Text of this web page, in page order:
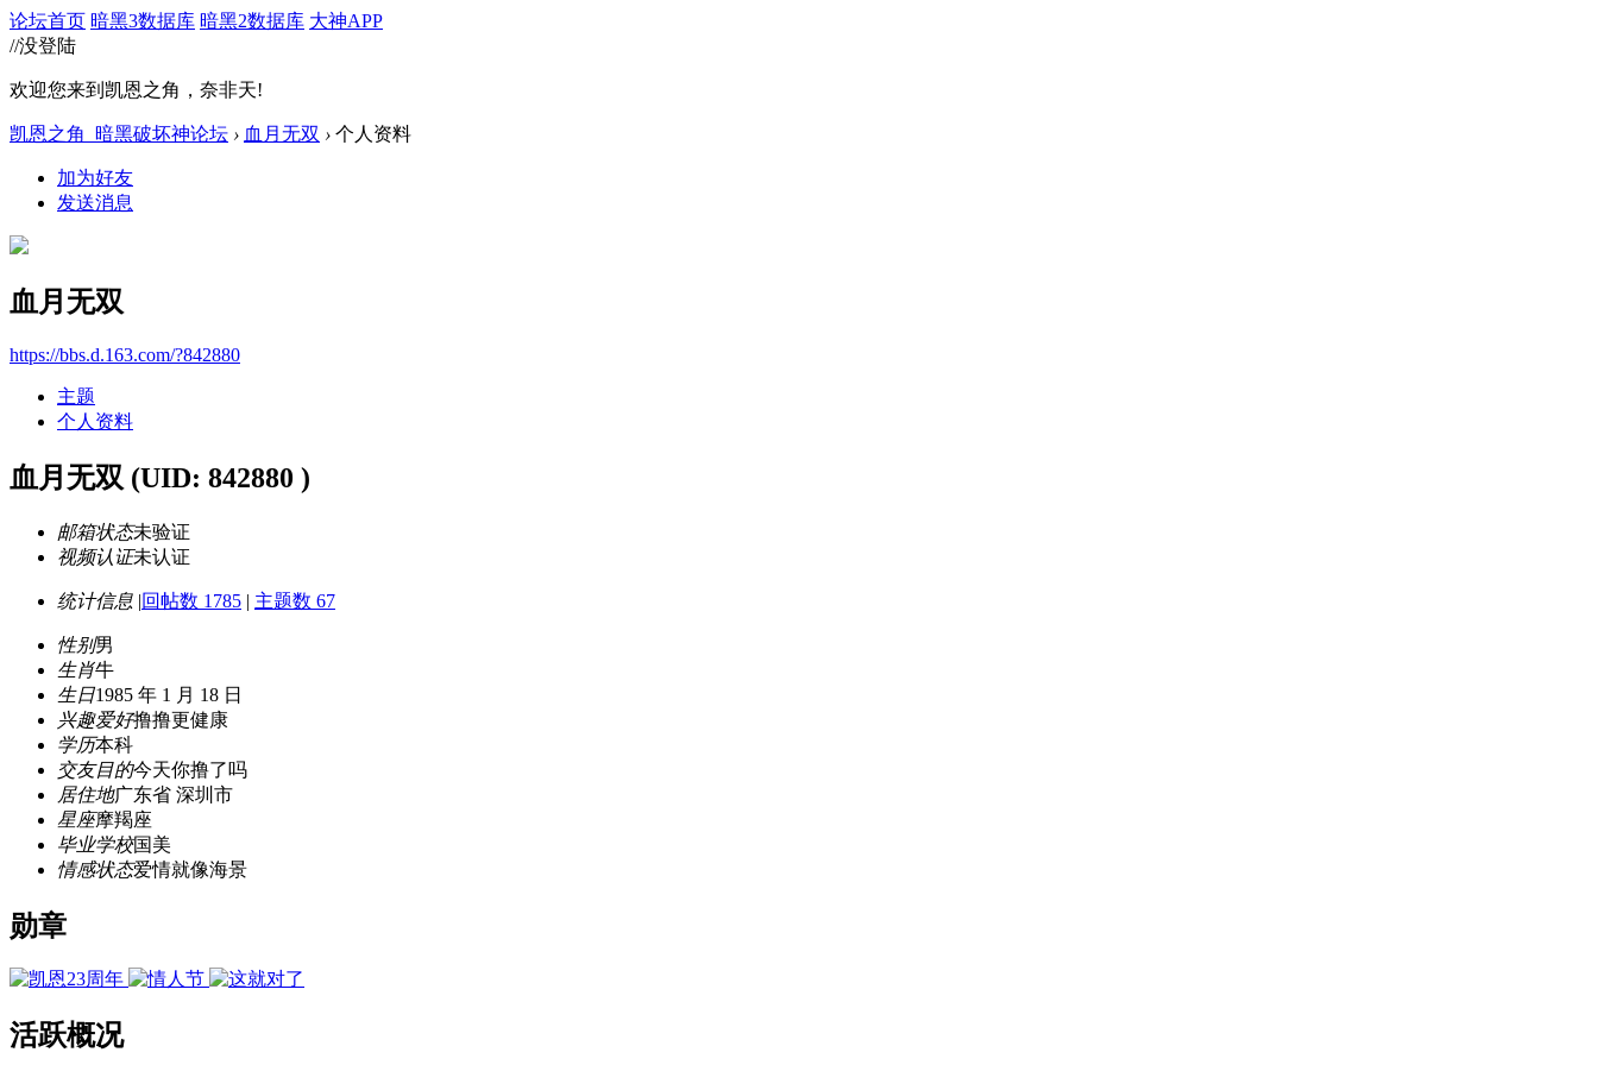
论坛首页 暗黑3数据库 暗黑2数据库 大神APP
//没登陆
欢迎您来到凯恩之角，奈非天!
凯恩之角_暗黑破坏神论坛 › 血月无双 › 个人资料
加为好友
发送消息
血月无双
https://bbs.d.163.com/?842880
主题
个人资料
血月无双 (UID: 842880 )
邮箱状态未验证
视频认证未认证
统计信息 |回帖数 1785 | 主题数 67
性别男
生肖牛
生日1985 年 1 月 18 日
兴趣爱好撸撸更健康
学历本科
交友目的今天你撸了吗
居住地广东省 深圳市
星座摩羯座
毕业学校国美
情感状态爱情就像海景
勋章
活跃概况